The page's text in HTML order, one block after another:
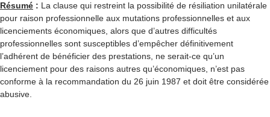
Résumé : La clause qui restreint la possibilité de résiliation unilatérale
pour raison professionnelle aux mutations professionnelles et aux
licenciements économiques, alors que d’autres difficultés
professionnelles sont susceptibles d’empêcher définitivement
l’adhérent de bénéficier des prestations, ne serait-ce qu’un
licenciement pour des raisons autres qu’économiques, n’est pas
conforme à la recommandation du 26 juin 1987 et doit être considérée
abusive.